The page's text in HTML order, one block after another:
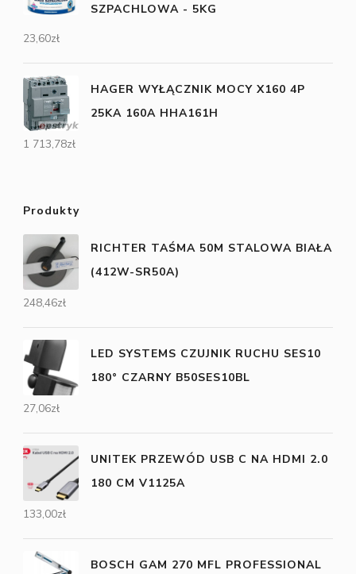
SZPACHLOWA - 5KG
23,60zł
HAGER WYŁĄCZNIK MOCY X160 4P
25KA 160A HHA161H
1 713,78zł
Produkty
RICHTER TAŚMA 50M STALOWA BIAŁA
(412W-SR50A)
248,46zł
LED SYSTEMS CZUJNIK RUCHU SES10
180° CZARNY B50SES10BL
27,06zł
UNITEK PRZEWÓD USB C NA HDMI 2.0
180 CM V1125A
133,00zł
BOSCH GAM 270 MFL PROFESSIONAL